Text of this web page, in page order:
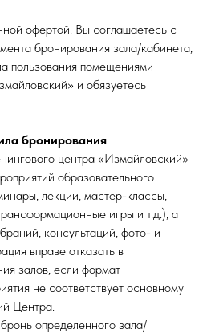
офертой. Вы соглашаетесь с
бронирования зала/кабинета,
пользования помещениями
и обязуетесь
бронирования
центра «Измайловский»
образовательного
лекции, мастер-классы,
игры и т.д.), а
консультаций, фото- и
вправе отказать в
залов, если формат
не соответствует основному
Центра.
определенного зала/